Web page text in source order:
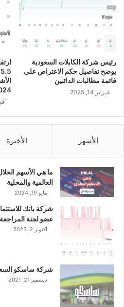
ر
9
0
ا
ل
ر
م
م
س
و
رئيس شركة الكابلات السعودية
يوضح تفاصيل حكم الاعتراض على
قائمة مطالبات الدائنين
فبراير 14, 2025
الأشهر الأخيرة
ما هي الأسهم
العالمية والمحلية
مايو 19, 2024
شركة باتك
عضو لجنة المراجعة
أكتوبر 2, 2023
شركة ساسكو
ديسمبر 21, 2021